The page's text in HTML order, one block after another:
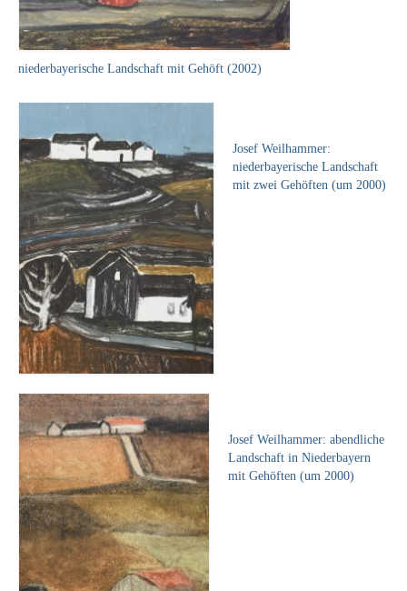
Buchempfehlungen
Richild Holt – Farbe und Linie
Visionär
Walter Becker (1893-1984) Malerei und Grafik
Der Maler Richard Sprick (1901-1976)
Suche
Über Uns
Kontakt
Publikationsliste
Über Uns
Impressum
Datenschutz
AGB
Widerruf
niederbayerische Landschaft mit Gehöft (2002)
Josef Weilhammer:
niederbayerische Landschaft
mit zwei Gehöften (um 2000)
Josef Weilhammer: abendliche
Landschaft in Niederbayern
mit Gehöften (um 2000)